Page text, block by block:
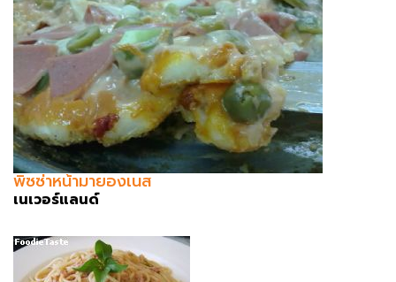
พิซซ่าหน้ามายองเนส
เนเวอร์แลนด์